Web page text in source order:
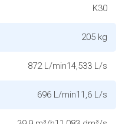
K30
205 kg
872 L/min14,533 L/s
696 L/min11,6 L/s